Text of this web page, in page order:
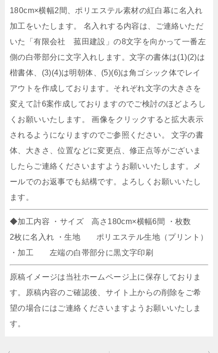
180cm×横幅2間、ポリエステル素材の紅白幕に名入れ
加工をいたします。 名入れする内容は、ご連絡いただ
いた「有限会社 菰田建設」の8文字を向かって一番左
側の白帯部分に文字入れします。文字の書体は(1)(2)は
楷書体、(3)(4)は明朝体、(5)(6)は角ゴシック体でレイ
アウトを作成しております。それぞれ文字の大きさを
変えて計6案作成しておりますのでご検討のほどよろし
くお願いいたします。 画像をクリックすると拡大表示
されるようになりますのでご参照ください。 文字の書
体、大きさ、位置などに変更点、修正点等がございま
したらご連絡くださいますようお願いいたします。メ
ールでのお返事でも結構です。よろしくお願いいたし
ます。
◆加工内容 ・サイズ 高さ180cm×横幅6間 ・枚数
2枚に名入れ ・生地 ポリエステル生地（プリント）
・加工 左端の白帯部分に黒文字印刷
原稿イメージは当社ホームページ上に保存しておりま
す。原稿内容のご確認後、サイト上からの削除をご希
望の場合にはご連絡くださいますようお願いいたしま
す。